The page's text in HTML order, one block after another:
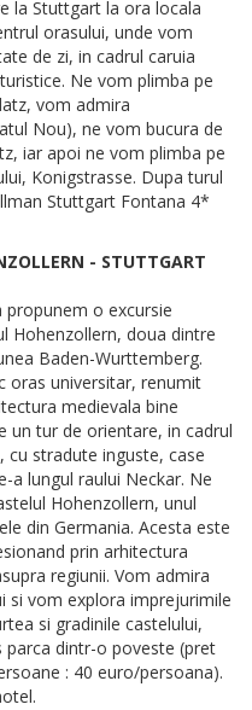
la Stuttgart la ora locala
orasului, unde vom
de zi, in cadrul caruia
Ne vom plimba pe
vom admira
Nou), ne vom bucura de
iar apoi ne vom plimba pe
Konigstrasse. Dupa turul
Stuttgart Fontana 4*
- STUTTGART
propunem o excursie
Hohenzollern, doua dintre
Baden-Wurttemberg.
oras universitar, renumit
medievala bine
un tur de orientare, in cadrul
cu stradute inguste, case
a lungul raului Neckar. Ne
Hohenzollern, unul
din Germania. Acesta este
prin arhitectura
regiunii. Vom admira
si vom explora imprejurimile
si gradinile castelului,
dintr-o poveste (pret
: 40 euro/persoana).